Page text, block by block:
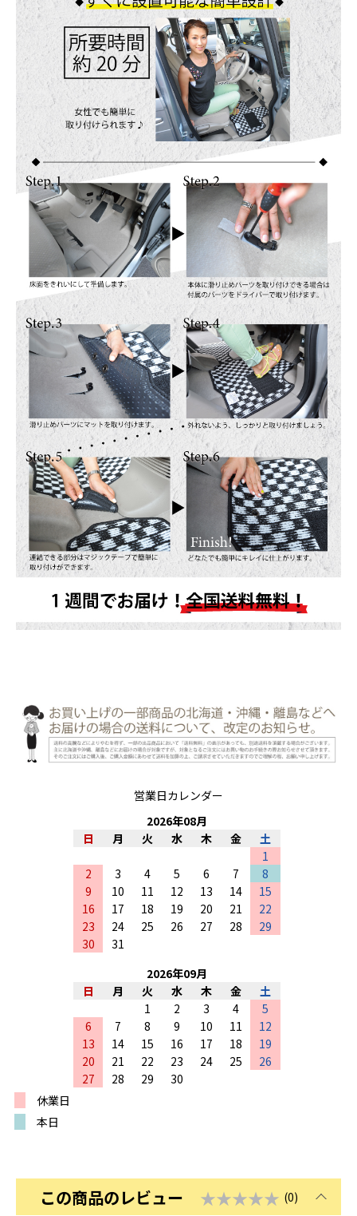
営業日カレンダー
2026年08月
日
月 火 水 木 金
土
1
2
3 4 5 6 7
8
9
10 11 12 13 14
15
16
17 18 19 20 21
22
23
24 25 26 27 28
29
30
31
2026年09月
日
月 火 水 木 金
土
1
2 3 4
5
6
7 8 9 10 11
12
13
14 15 16 17 18
19
20
21 22 23 24 25
26
27
28 29
30
休業日
本日
この商品のレビュー ★★★★★ (0)